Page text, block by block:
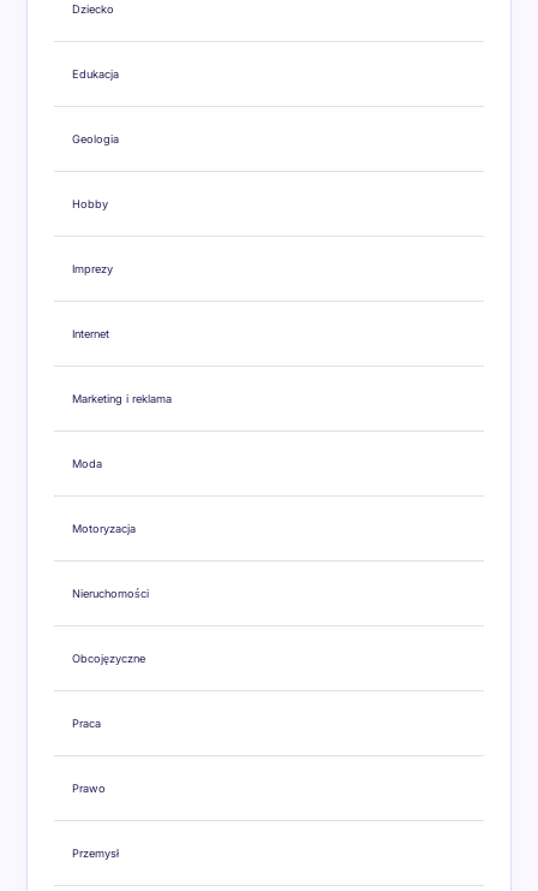
Dziecko
Edukacja
Geologia
Hobby
Imprezy
Internet
Marketing i reklama
Moda
Motoryzacja
Nieruchomości
Obcojęzyczne
Praca
Prawo
Przemysł